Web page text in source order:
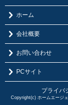
ホーム
会社概要
お問い合わせ
PCサイト
プライバ
Copyright(c) ホームエージ